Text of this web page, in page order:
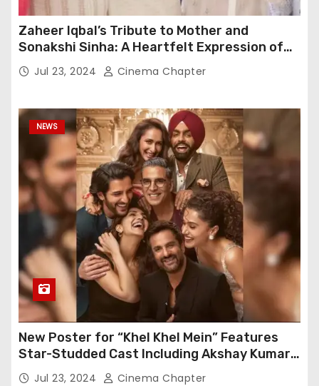
Zaheer Iqbal’s Tribute to Mother and
Sonakshi Sinha: A Heartfelt Expression of
Gratitude
Jul 23, 2024 Cinema Chapter
NEWS
New Poster for “Khel Khel Mein” Features
Star-Studded Cast Including Akshay Kumar,
Taapsee Pannu, Fardeen Khan, and More
Jul 23, 2024 Cinema Chapter